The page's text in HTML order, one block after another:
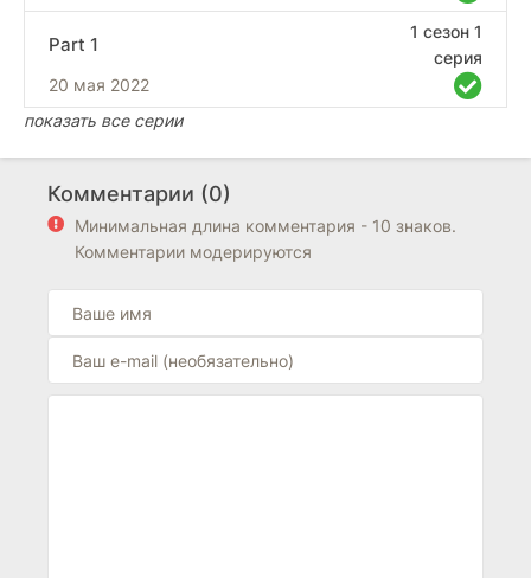
1 сезон 1
серия
Part 1
20 мая 2022
показать все серии
Комментарии (0)
Минимальная длина комментария - 10 знаков.
Комментарии модерируются